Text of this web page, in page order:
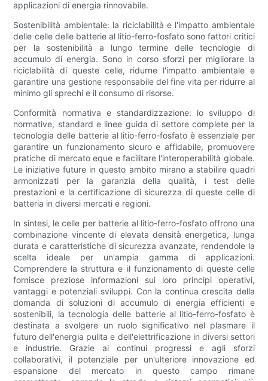
applicazioni di energia rinnovabile.
Sostenibilità ambientale: la riciclabilità e l'impatto ambientale
delle celle delle batterie al litio-ferro-fosfato sono fattori critici
per la sostenibilità a lungo termine delle tecnologie di
accumulo di energia. Sono in corso sforzi per migliorare la
riciclabilità di queste celle, ridurne l'impatto ambientale e
garantire una gestione responsabile del fine vita per ridurre al
minimo gli sprechi e il consumo di risorse.
Conformità normativa e standardizzazione: lo sviluppo di
normative, standard e linee guida di settore complete per la
tecnologia delle batterie al litio-ferro-fosfato è essenziale per
garantire un funzionamento sicuro e affidabile, promuovere
pratiche di mercato eque e facilitare l'interoperabilità globale.
Le iniziative future in questo ambito mirano a stabilire quadri
armonizzati per la garanzia della qualità, i test delle
prestazioni e la certificazione di sicurezza di queste celle di
batteria in diversi mercati e regioni.
In sintesi, le celle per batterie al litio-ferro-fosfato offrono una
combinazione vincente di elevata densità energetica, lunga
durata e caratteristiche di sicurezza avanzate, rendendole la
scelta ideale per un'ampia gamma di applicazioni.
Comprendere la struttura e il funzionamento di queste celle
fornisce preziose informazioni sui loro principi operativi,
vantaggi e potenziali sviluppi. Con la continua crescita della
domanda di soluzioni di accumulo di energia efficienti e
sostenibili, la tecnologia delle batterie al litio-ferro-fosfato è
destinata a svolgere un ruolo significativo nel plasmare il
futuro dell'energia pulita e dell'elettrificazione in diversi settori
e industrie. Grazie ai continui progressi e agli sforzi
collaborativi, il potenziale per un'ulteriore innovazione ed
espansione del mercato in questo campo rimane